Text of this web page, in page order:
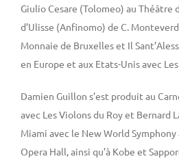
Giulio Cesare (Tolomeo) au Théâtre
d’Ulisse (Anfinomo) de C.
Monnaie de Bruxelles et Il
en Europe et aux Etats-Unis avec
Damien Guillon s’est produit au
avec Les Violons du Roy et Bernard
Miami avec le New World
Opera Hall, ainsi qu’à Kobe et